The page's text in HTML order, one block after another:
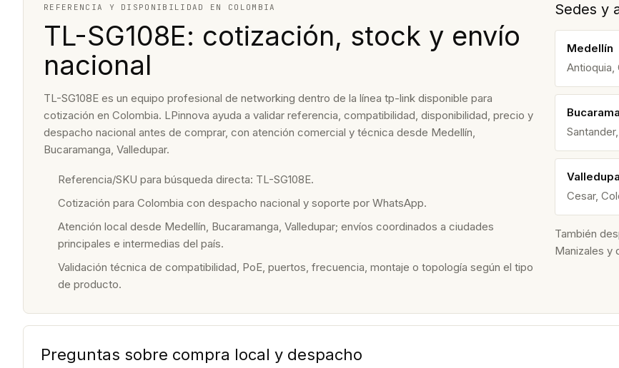
REFERENCIA Y DISPONIBILIDAD EN COLOMBIA
TL-SG108E: cotización, stock y envío
nacional
TL-SG108E es un equipo profesional de networking dentro de la línea tp-link disponible para
cotización en Colombia. LPinnova ayuda a validar referencia, compatibilidad, disponibilidad, precio y
despacho nacional antes de comprar, con atención comercial y técnica desde Medellín,
Bucaramanga, Valledupar.
Referencia/SKU para búsqueda directa: TL-SG108E.
Cotización para Colombia con despacho nacional y soporte por WhatsApp.
Atención local desde Medellín, Bucaramanga, Valledupar; envíos coordinados a ciudades
principales e intermedias del país.
Validación técnica de compatibilidad, PoE, puertos, frecuencia, montaje o topología según el tipo
de producto.
Sedes y
Medellín
Antioquia,
Cesar,
También
Manizales y
Preguntas sobre compra local y despacho